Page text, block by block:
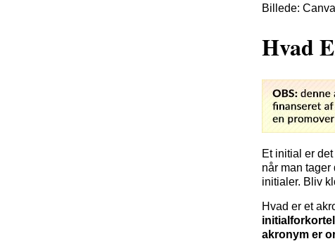
Billede:
Hvad
Et initial er
når man tager
initialer. Bliv
Hvad er et
akronym er